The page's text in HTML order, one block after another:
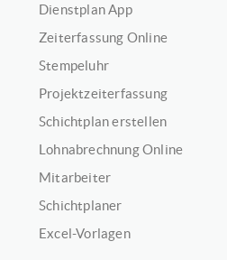
Dienstplan App
Zeiterfassung Online
Stempeluhr
Projektzeiterfassung
Schichtplan erstellen
Lohnabrechnung Online
Mitarbeiter
Schichtplaner
Excel-Vorlagen